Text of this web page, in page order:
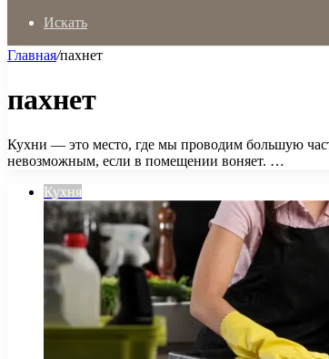
Искать
Главная/пахнет
пахнет
Кухни — это место, где мы проводим большую
невозможным, если в помещении воняет. …
Кухня